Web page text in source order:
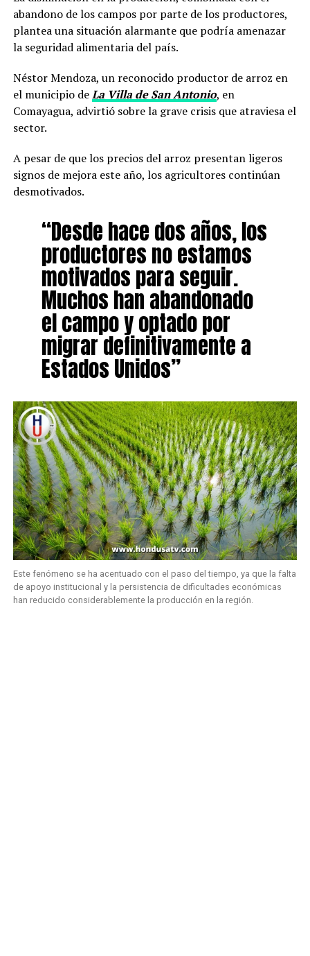
abandono de los campos por parte de los productores,
plantea una situación alarmante que podría amenazar
la seguridad alimentaria del país.
Néstor Mendoza, un reconocido productor de arroz en
el municipio deLa Villa de San Antonio, en
Comayagua, advirtió sobre la grave crisis que atraviesa el
sector.
A pesar de que los precios del arroz presentan ligeros
signos de mejora este año, los agricultores continúan
desmotivados.
“Desde hace dos años, los
productores no estamos
motivados para seguir.
Muchos han abandonado
el campo y optado por
migrar definitivamente a
Estados Unidos”
Este fenómeno se ha acentuado con el paso del tiempo, ya que la falta
de apoyo institucional y la persistencia de dificultades económicas
han reducido considerablemente la producción en la región.